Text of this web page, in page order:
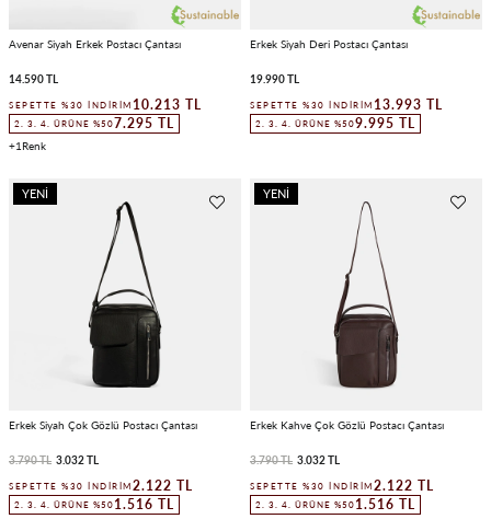
Avenar Siyah Erkek Postacı Çantası
14.590 TL
SEPETTE %30 İNDIRIM 10.213 TL
2. 3. 4. ÜRÜNE %507.295 TL
1
Erkek Siyah Deri Postacı Çantası
19.990 TL
SEPETTE %30 İNDIRIM 13.993 TL
2. 3. 4. ÜRÜNE %509.995 TL
Erkek Siyah Çok Gözlü Postacı Çantası
3.032 TL
3.790 TL
SEPETTE %30 İNDIRIM 2.122 TL
2. 3. 4. ÜRÜNE %50 1.516 TL
YENI
Erkek Kahve Çok Gözlü Postacı Çantası
3.032 TL
3.790 TL
SEPETTE %30 İNDIRIM 2.122 TL
2. 3. 4. ÜRÜNE %50 1.516 TL
YENI